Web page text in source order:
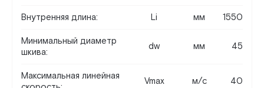
Внутренняя длина: Li мм 1550
Минимальный диаметр
шкива:
dw мм 45
Максимальная линейная
Vmax м/c 40